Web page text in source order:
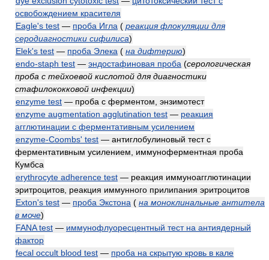
освобождением красителя
Eagle's test — проба Игла ( реакция флокуляции для
серодиагностики сифилиса)
Elek's test — проба Элека ( на дифтерию)
endo-staph test — эндостафиновая проба (серологическая
проба с тейхоевой кислотой для диагностики
стафилококковой инфекции)
enzyme test — проба с ферментом, энзимотест
enzyme augmentation agglutination test — реакция
агглютинации с ферментативным усилением
enzyme-Coombs' test — антиглобулиновый тест с
ферментативным усилением, иммуноферментная проба
Кумбса
erythrocyte adherence test — реакция иммуноагглютинации
эритроцитов, реакция иммунного прилипания эритроцитов
Exton's test — проба Экстона ( на моноклинальные антитела
в моче)
FANA test — иммунофлуоресцентный тест на антиядерный
фактор
fecal occult blood test — проба на скрытую кровь в кале